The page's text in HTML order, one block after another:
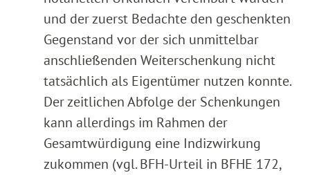
und der zuerst Bedachte den geschenkten
Gegenstand vor der sich unmittelbar
anschließenden Weiterschenkung nicht
tatsächlich als Eigentümer nutzen konnte.
Der zeitlichen Abfolge der Schenkungen
kann allerdings im Rahmen der
Gesamtwürdigung eine Indizwirkung
zukommen (vgl. BFH-Urteil in BFHE 172,